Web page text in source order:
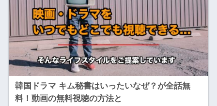
韓国ドラマ キム秘書はいったいなぜ？が全話無
料！動画の無料視聴の方法と